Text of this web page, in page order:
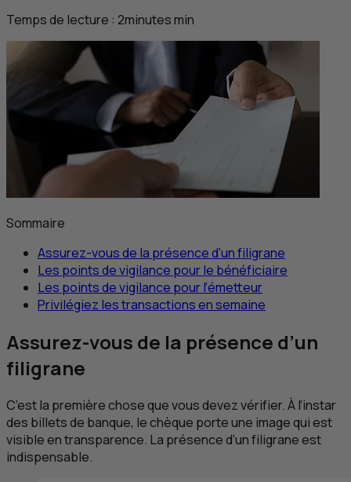
Temps de lecture : 2minutesmin
Sommaire
Assurez-vous de la présence d’un filigrane
Les points de vigilance pour le bénéficiaire
Les points de vigilance pour l’émetteur
Privilégiez les transactions en semaine
Assurez-vous de la présence d’un
filigrane
C’est la première chose que vous devez vérifier. À l’instar
des billets de banque, le chèque porte une image qui est
visible en transparence. La présence d’un filigrane est
indispensable.